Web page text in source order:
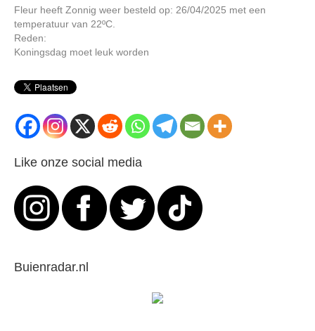
Fleur heeft Zonnig weer besteld op: 26/04/2025 met een
temperatuur van 22ºC.
Reden:
Koningsdag moet leuk worden
Like onze social media
Buienradar.nl